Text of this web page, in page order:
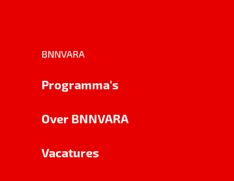
BNNVARA
Programma's
Over BNNVARA
Vacatures